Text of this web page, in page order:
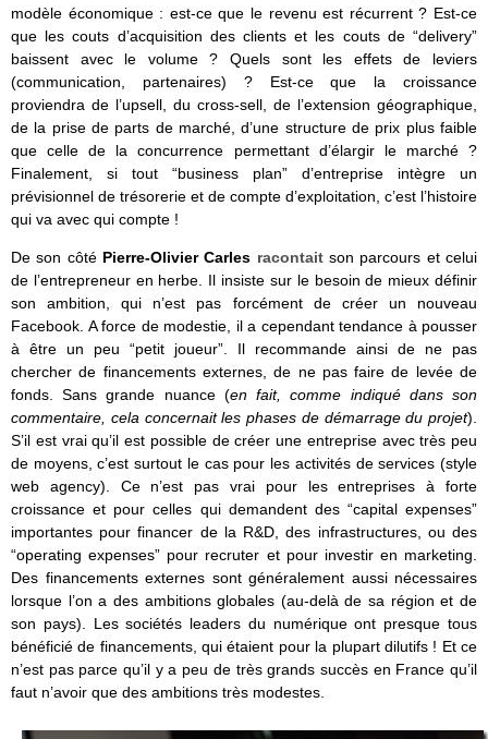
modèle économique : est-ce que le revenu est récurrent ? Est-ce
que les couts d’acquisition des clients et les couts de “delivery”
baissent avec le volume ? Quels sont les effets de leviers
(communication, partenaires) ? Est-ce que la croissance
proviendra de l’upsell, du cross-sell, de l’extension géographique,
de la prise de parts de marché, d’une structure de prix plus faible
que celle de la concurrence permettant d’élargir le marché ?
Finalement, si tout “business plan” d’entreprise intègre un
prévisionnel de trésorerie et de compte d’exploitation, c’est l’histoire
qui va avec qui compte !
De son côté Pierre-Olivier Carles racontaitson parcours et celui
de l’entrepreneur en herbe. Il insiste sur le besoin de mieux définir
son ambition, qui n’est pas forcément de créer un nouveau
Facebook. A force de modestie, il a cependant tendance à pousser
à être un peu “petit joueur”. Il recommande ainsi de ne pas
chercher de financements externes, de ne pas faire de levée de
fonds. Sans grande nuance (en fait, comme indiqué dans son
commentaire, cela concernait les phases de démarrage du projet).
S’il est vrai qu’il est possible de créer une entreprise avec très peu
de moyens, c’est surtout le cas pour les activités de services (style
web agency). Ce n’est pas vrai pour les entreprises à forte
croissance et pour celles qui demandent des “capital expenses”
importantes pour financer de la R&D, des infrastructures, ou des
“operating expenses” pour recruter et pour investir en marketing.
Des financements externes sont généralement aussi nécessaires
lorsque l’on a des ambitions globales (au-delà de sa région et de
son pays). Les sociétés leaders du numérique ont presque tous
bénéficié de financements, qui étaient pour la plupart dilutifs ! Et ce
n’est pas parce qu’il y a peu de très grands succès en France qu’il
faut n’avoir que des ambitions très modestes.